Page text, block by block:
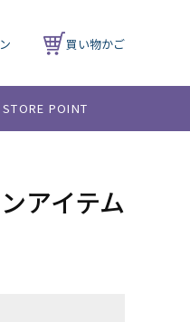
買い物かご
STORE POINT
アイテム